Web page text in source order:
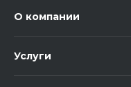
О компании
Услуги